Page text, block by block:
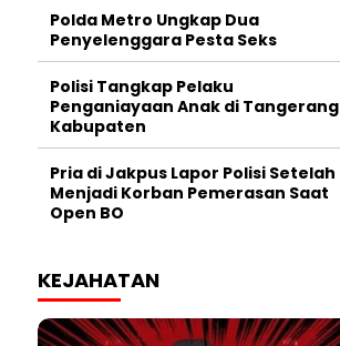
Polda Metro Ungkap Dua
Penyelenggara Pesta Seks
Polisi Tangkap Pelaku
Penganiayaan Anak di Tangerang
Kabupaten
Pria di Jakpus Lapor Polisi Setelah
Menjadi Korban Pemerasan Saat
Open BO
KEJAHATAN